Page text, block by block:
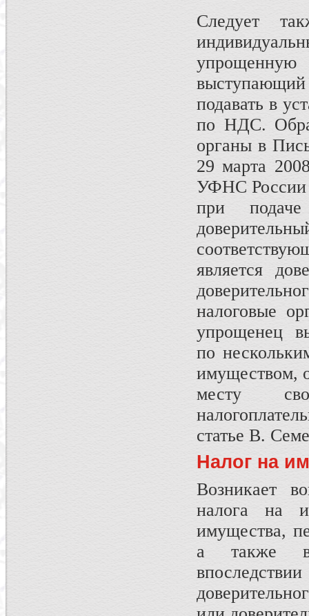
Следует
подавать в
по НДС.
органы в
29 марта
УФНС России
при
является
налоговые
упрощенец
по
имуществом,
месту
статье В.
Налог на
Возникает
налога на
имущества,
а также в